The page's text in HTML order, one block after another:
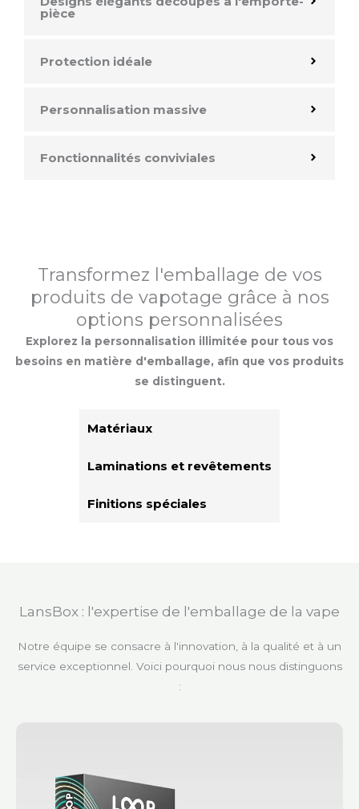
pièce
Protection idéale
Personnalisation massive
Fonctionnalités conviviales
Transformez l'emballage de vos
produits de vapotage grâce à nos
options personnalisées
Explorez la personnalisation illimitée pour tous vos
besoins en matière d'emballage, afin que vos produits
se distinguent.
Matériaux
Laminations et revêtements
Finitions spéciales
LansBox : l'expertise de l'emballage de la vape
Notre équipe se consacre à l'innovation, à la qualité et à un
service exceptionnel. Voici pourquoi nous nous distinguons
: